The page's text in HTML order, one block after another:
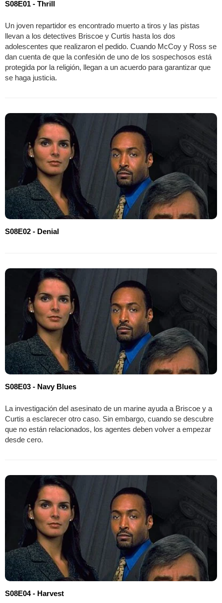
S08E01 - Thrill
Un joven repartidor es encontrado muerto a tiros y las pistas
llevan a los detectives Briscoe y Curtis hasta los dos
adolescentes que realizaron el pedido. Cuando McCoy y Ross se
dan cuenta de que la confesión de uno de los sospechosos está
protegida por la religión, llegan a un acuerdo para garantizar que
se haga justicia.
S08E02 - Denial
S08E03 - Navy Blues
La investigación del asesinato de un marine ayuda a Briscoe y a
Curtis a esclarecer otro caso. Sin embargo, cuando se descubre
que no están relacionados, los agentes deben volver a empezar
desde cero.
S08E04 - Harvest